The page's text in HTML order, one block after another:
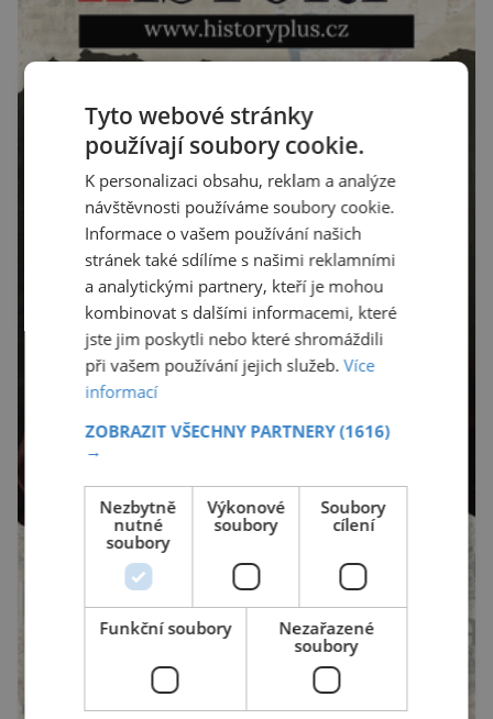
Tyto webové stránky
používají soubory cookie.
K personalizaci obsahu, reklam a analýze
návštěvnosti používáme soubory cookie.
Informace o vašem používání našich
stránek také sdílíme s našimi reklamními
a analytickými partnery, kteří je mohou
kombinovat s dalšími informacemi, které
jste jim poskytli nebo které shromáždili
při vašem používání jejich služeb.Více
informací
ZOBRAZIT VŠECHNY PARTNERY(1616)
→
Nezbytně
nutné
soubory
Výkonové
soubory
Soubory
cílení
Funkční soubory
Nezařazené
soubory